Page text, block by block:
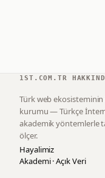
1ST.COM.TR
Türk web
kurumu — Türkçe
akademik yöntemlerle
ölçer.
Hayalimiz
Akademi · Açık Veri